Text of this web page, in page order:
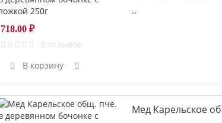
..
718.00 ₽
0 отзывов
В корзину
Мед Карельское